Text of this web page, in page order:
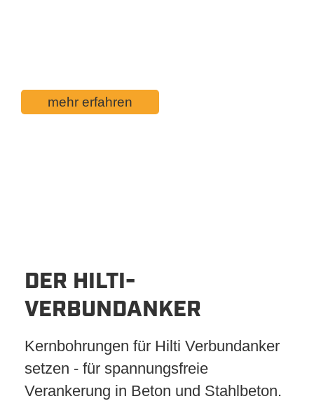
mehr erfahren
DER HILTI-
VERBUNDANKER
Kernbohrungen für Hilti Verbundanker
setzen - für spannungsfreie
Verankerung in Beton und Stahlbeton.